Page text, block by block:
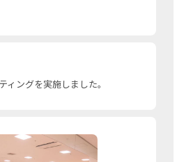
ィングを実施しました。